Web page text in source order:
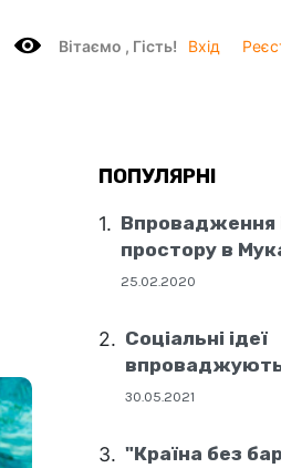
Вітаємo , Гість! Вхід
ПОПУЛЯРНІ
Впровадження
простору в
25.02.2020
Соціальні ідеї
державному
30.05.2021
"Країна без